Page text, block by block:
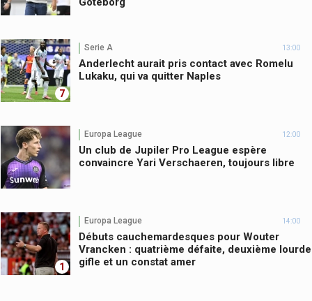
7
Serie A 13:00
Anderlecht aurait pris contact avec Romelu
Lukaku, qui va quitter Naples
Europa League 12:00
Un club de Jupiler Pro League espère
convaincre Yari Verschaeren, toujours libre
1
Europa League 14:00
Débuts cauchemardesques pour Wouter
Vrancken : quatrième défaite, deuxième lourde
gifle et un constat amer